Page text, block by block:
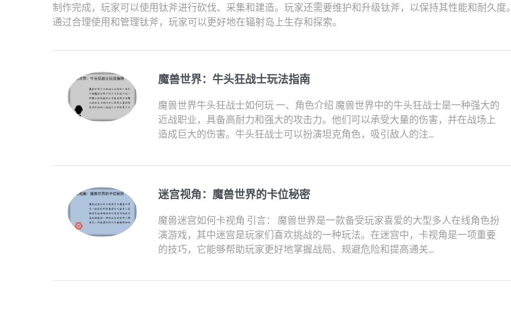
制作完成，玩家可以使用钛斧进行砍伐、采集和建造。玩家还需要维护和升级钛斧，以保持其性能和耐久度。
通过合理使用和管理钛斧，玩家可以更好地在辐射岛上生存和探索。
魔兽世界：牛头狂战士玩法指南
魔兽世界牛头狂战士如何玩 一、角色介绍 魔兽世界中的牛头狂战士是一种强大的
近战职业，具备高耐力和强大的攻击力。他们可以承受大量的伤害，并在战场上
造成巨大的伤害。牛头狂战士可以扮演坦克角色，吸引敌人的注...
迷宫视角：魔兽世界的卡位秘密
魔兽迷宫如何卡视角 引言： 魔兽世界是一款备受玩家喜爱的大型多人在线角色扮
演游戏，其中迷宫是玩家们喜欢挑战的一种玩法。在迷宫中，卡视角是一项重要
的技巧，它能够帮助玩家更好地掌握战局、规避危险和提高通关...